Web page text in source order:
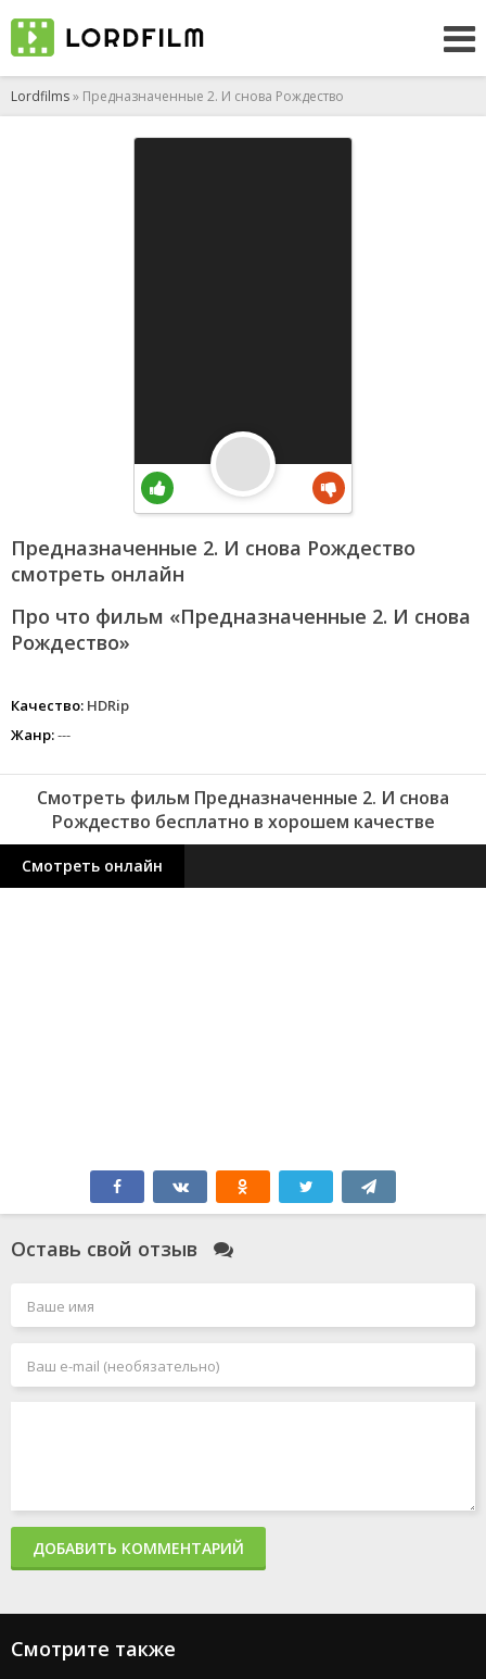
Lordfilms» Предназначенные 2. И снова Рождество
Предназначенные 2. И снова Рождество
смотреть онлайн
Про что фильм «Предназначенные 2. И снова
Рождество»
Качество: HDRip
Жанр:---
Смотреть фильм Предназначенные 2. И снова
Рождество бесплатно в хорошем качестве
Смотреть онлайн
Оставь свой отзыв
ДОБАВИТЬ КОММЕНТАРИЙ
Смотрите также